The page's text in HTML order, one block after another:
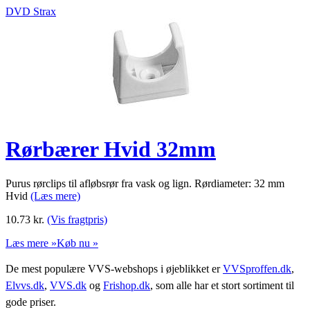
DVD Strax
Rørbærer Hvid 32mm
Purus rørclips til afløbsrør fra vask og lign. Rørdiameter: 32 mm
Hvid (Læs mere)
10.73 kr. (Vis fragtpris)
Læs mere »Køb nu »
De mest populære VVS-webshops i øjeblikket erVVSproffen.dk,
Elvvs.dk, VVS.dk og Frishop.dk, som alle har et stort sortiment til
gode priser.